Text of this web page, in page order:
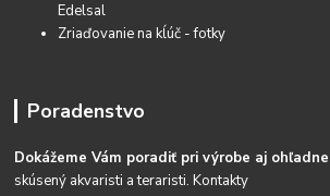
Edelsal
Zriaďovanie na kĺúč - fotky
Poradenstvo
Dokážeme Vám poradiť pri výrobe aj
skúsený akvaristi a teraristi.Kontakty